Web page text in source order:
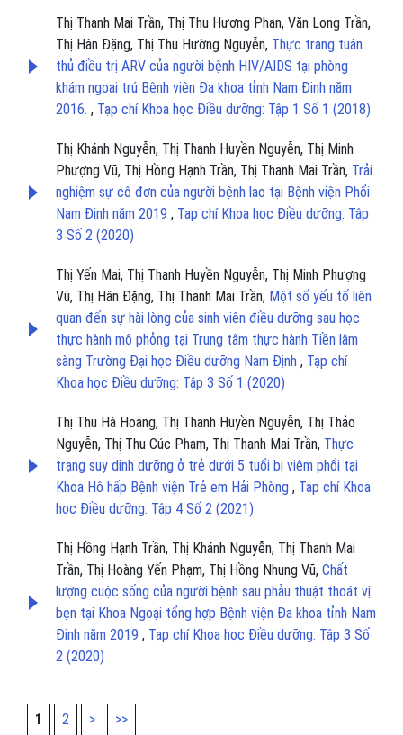
Thị Thanh Mai Trần, Thị Thu Hương Phan, Văn Long Trần,
Thị Hân Đặng, Thị Thu Hường Nguyễn, Thực trạng tuân
thủ điều trị ARV của người bệnh HIV/AIDS tại phòng
khám ngoại trú Bệnh viện Đa khoa tỉnh Nam Định năm
2016. , Tạp chí Khoa học Điều dưỡng: Tập 1 Số 1 (2018)
Thị Khánh Nguyễn, Thị Thanh Huyền Nguyễn, Thị Minh
Phượng Vũ, Thị Hồng Hạnh Trần, Thị Thanh Mai Trần, Trải
nghiệm sự cô đơn của người bệnh lao tại Bệnh viện Phổi
Nam Định năm 2019 , Tạp chí Khoa học Điều dưỡng: Tập
3 Số 2 (2020)
Thị Yến Mai, Thị Thanh Huyền Nguyễn, Thị Minh Phượng
Vũ, Thị Hân Đặng, Thị Thanh Mai Trần, Một số yếu tố liên
quan đến sự hài lòng của sinh viên điều dưỡng sau học
thực hành mô phỏng tại Trung tâm thực hành Tiền lâm
sàng Trường Đại học Điều dưỡng Nam Định , Tạp chí
Khoa học Điều dưỡng: Tập 3 Số 1 (2020)
Thị Thu Hà Hoàng, Thị Thanh Huyền Nguyễn, Thị Thảo
Nguyễn, Thị Thu Cúc Phạm, Thị Thanh Mai Trần, Thực
trạng suy dinh dưỡng ở trẻ dưới 5 tuổi bị viêm phổi tại
Khoa Hô hấp Bệnh viện Trẻ em Hải Phòng , Tạp chí Khoa
học Điều dưỡng: Tập 4 Số 2 (2021)
Thị Hồng Hạnh Trần, Thị Khánh Nguyễn, Thị Thanh Mai
Trần, Thị Hoàng Yến Phạm, Thị Hồng Nhung Vũ, Chất
lượng cuộc sống của người bệnh sau phẫu thuật thoát vị
bẹn tại Khoa Ngoại tổng hợp Bệnh viện Đa khoa tỉnh Nam
Định năm 2019 , Tạp chí Khoa học Điều dưỡng: Tập 3 Số
2 (2020)
1 2 > >>